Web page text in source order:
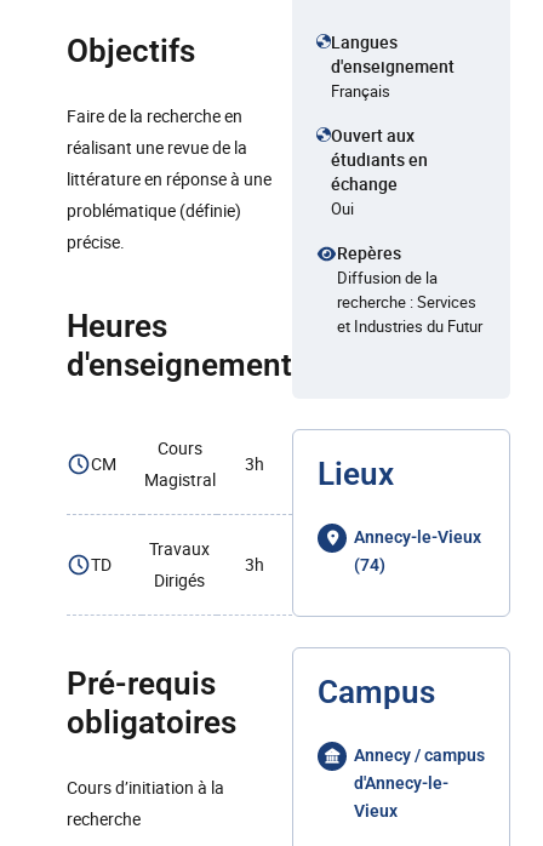
Objectifs
Faire de la recherche en
réalisant une revue de la
littérature en réponse à une
problématique (définie)
précise.
Heures
d'enseignement
CM
Cours
Magistral
3h
TD
Travaux
Dirigés
3h
Pré-requis
obligatoires
Cours d’initiation à la
recherche
Langues
d'enseignement
Français
Ouvert aux
étudiants en
échange
Oui
Repères
Diffusion de la
recherche : Services
et Industries du Futur
Lieux
Annecy-le-Vieux
(74)
Campus
Annecy / campus
d'Annecy-le-
Vieux